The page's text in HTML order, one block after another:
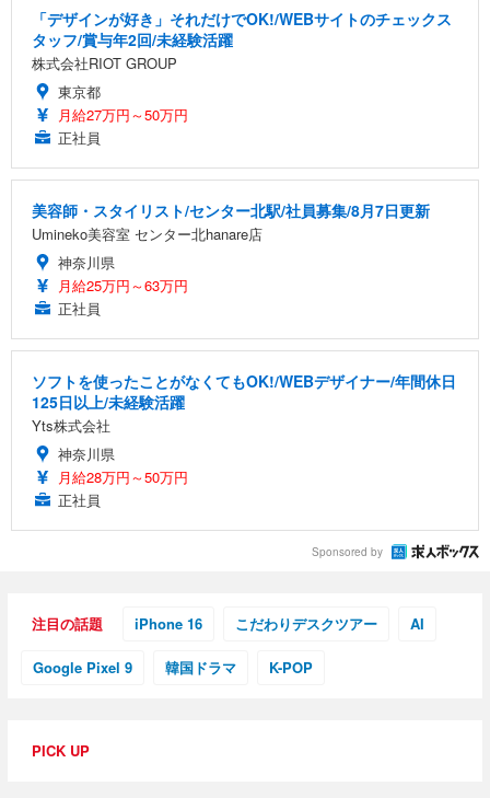
「デザインが好き」それだけでOK!/WEBサイトのチェックス
タッフ/賞与年2回/未経験活躍
株式会社RIOT GROUP
東京都
月給27万円～50万円
正社員
美容師・スタイリスト/センター北駅/社員募集/8月7日更新
Umineko美容室 センター北hanare店
神奈川県
月給25万円～63万円
正社員
ソフトを使ったことがなくてもOK!/WEBデザイナー/年間休日
125日以上/未経験活躍
Yts株式会社
神奈川県
月給28万円～50万円
正社員
Sponsored by
注目の話題 iPhone 16 こだわりデスクツアー AI
Google Pixel 9 韓国ドラマ K-POP
PICK UP